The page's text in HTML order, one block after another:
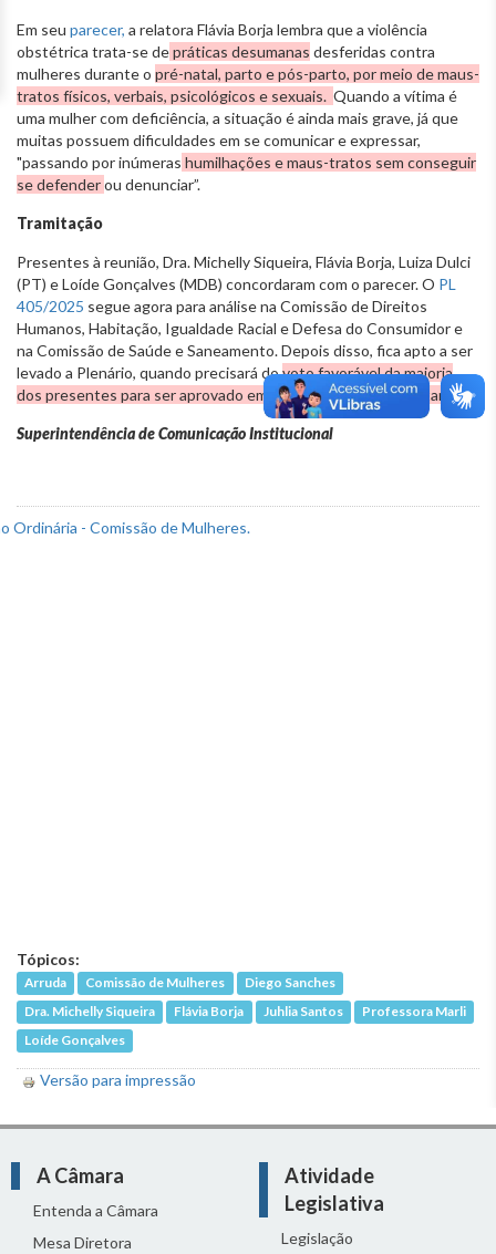
Em seu parecer, a relatora Flávia Borja lembra que a violência
obstétrica trata-se depráticas desumanas desferidas contra
mulheres durante o pré-natal, parto e pós-parto, por meio de maus-
tratos físicos, verbais, psicológicos e sexuais. Quando a vítima é
uma mulher com deficiência, a situação é ainda mais grave, já que
muitas possuem dificuldades em se comunicar e expressar,
"passando por inúmeras humilhações e maus-tratos sem conseguir
se defenderou denunciar”.
Tramitação
Presentes à reunião, Dra. Michelly Siqueira, Flávia Borja, Luiza Dulci
(PT) e Loíde Gonçalves (MDB) concordaram com o parecer. O PL
405/2025 segue agora para análise na Comissão de Direitos
Humanos, Habitação, Igualdade Racial e Defesa do Consumidor e
na Comissão de Saúde e Saneamento. Depois disso, fica apto a ser
levado a Plenário, quando precisará dovoto favorável da maioria
dos presentes para ser aprovado em 1º turno e seguir tramitando.
Superintendência de Comunicação Institucional
Tópicos:
Arruda Comissão de Mulheres
Diego Sanches
Dra. Michelly Siqueira
Flávia Borja Juhlia Santos
Professora Marli
Loíde Gonçalves
Versão para impressão
A Câmara
Entenda a Câmara
Mesa Diretora
Atividade
Legislativa
Legislação